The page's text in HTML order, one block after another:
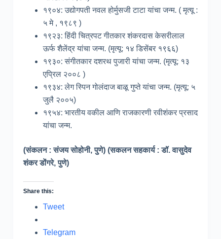
१९०४: उद्योगपती नवल होर्मुसजी टाटा यांचा जन्म. ( मृत्यू :
५ मे , १९८९ )
१९२३: हिंदी चित्रपट गीतकार शंकरदास केसरीलाल
ऊर्फ शैलेंद्र यांचा जन्म. (मृत्यू: १४ डिसेंबर १९६६)
१९३०: संगीतकार दशरथ पुजारी यांचा जन्म. (मृत्यू: १३
एप्रिल २००८ )
१९३४: लेग स्पिन गोलंदाज बाळू गुप्ते यांचा जन्म. (मृत्यू: ५
जुलै २००५)
१९५४: भारतीय वकील आणि राजकारणी रवीशंकर प्रसाद
यांचा जन्म.
(संकलन : संजय सोहोनी, पुणे) (सकलन सहकार्य : डॉ. वासुदेव
शंकर डोंगरे, पुणे)
Share this:
Tweet
Telegram